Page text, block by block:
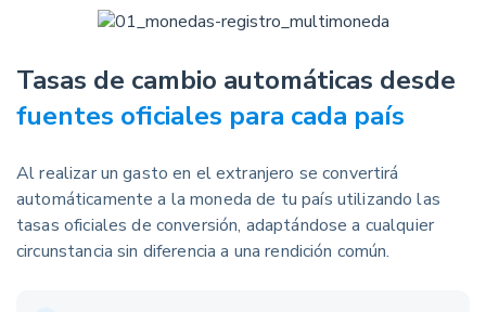
Tasas de cambio automáticas desde
fuentes oficiales para cada país
Al realizar un gasto en el extranjero se convertirá
automáticamente a la moneda de tu país utilizando las
tasas oficiales de conversión, adaptándose a cualquier
circunstancia sin diferencia a una rendición común.